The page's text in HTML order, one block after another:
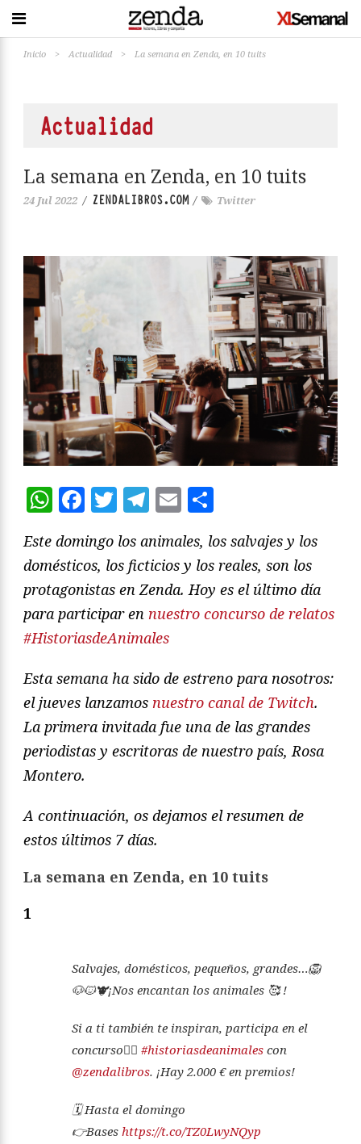
Inicio > Actualidad > La semana en Zenda, en 10 tuits
Actualidad
La semana en Zenda, en 10 tuits
24 Jul 2022 / ZENDALIBROS.COM/ Twitter
WhatsApp
Facebook
Twitter
Telegram
Email
Este domingo los animales, los salvajes y los
domésticos, los ficticios y los reales, son los
protagonistas en Zenda. Hoy es el último día
para participar en nuestro concurso de relatos
#HistoriasdeAnimales
Esta semana ha sido de estreno para nosotros:
el jueves lanzamos nuestro canal de Twitch.
La primera invitada fue una de las grandes
periodistas y escritoras de nuestro país, Rosa
Montero.
A continuación, os dejamos el resumen de
estos últimos 7 días.
La semana en Zenda, en 10 tuits
1
Salvajes, domésticos, pequeños, grandes…🦁
🐶🐱🐮¡Nos encantan los animales 🥰 !
Si a ti también te inspiran, participa en el
concurso✍🏼 #historiasdeanimales con
@zendalibros. ¡Hay 2.000 € en premios!
🗓️ Hasta el domingo
👉Bases https://t.co/TZ0LwyNQyp